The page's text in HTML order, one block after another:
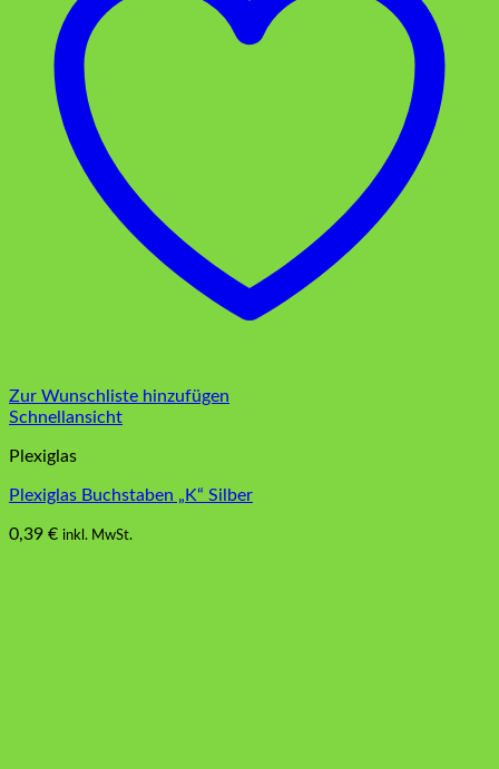
Zur Wunschliste hinzufügen
Schnellansicht
Plexiglas
Plexiglas Buchstaben „K“ Silber
0,39 € inkl. MwSt.